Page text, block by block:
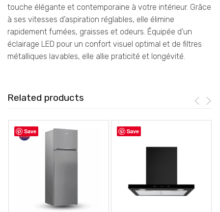
touche élégante et contemporaine à votre intérieur. Grâce
à ses vitesses d’aspiration réglables, elle élimine
rapidement fumées, graisses et odeurs. Équipée d’un
éclairage LED pour un confort visuel optimal et de filtres
métalliques lavables, elle allie praticité et longévité.
Related products
Save Save